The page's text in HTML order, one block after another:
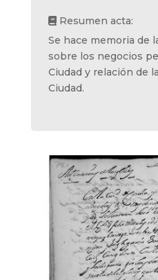
Resumen acta:
Se hace memoria de
sobre los negocios
Ciudad y relación de
Ciudad.